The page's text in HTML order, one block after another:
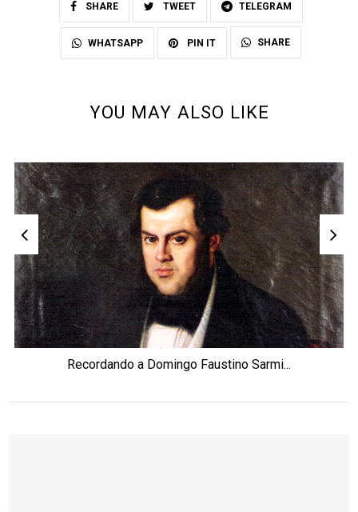
SHARE TWEET TELEGRAM
WHATSAPP PIN IT SHARE
YOU MAY ALSO LIKE
Recordando a Domingo Faustino Sarmi...